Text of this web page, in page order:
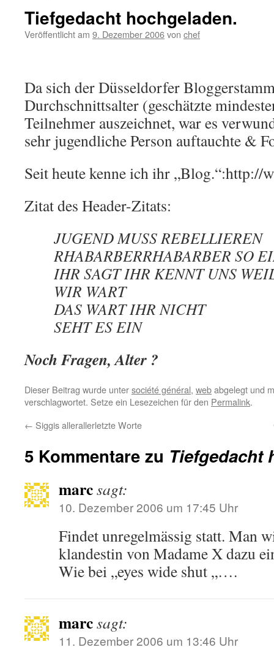
Tiefgedacht hochgeladen.
Veröffentlicht am 9. Dezember 2006von chef
Da sich der Düsseldorfer
Durchschnittsalter (geschätzte
Teilnehmer auszeichnet, war es
sehr jugendliche Person auftauchte &
Seit heute kenne ich ihr „Blog.“:http://
Zitat des Header-Zitats:
JUGEND MUSS REBELLIEREN
RHABARBERRHABARBER SO
IHR SAGT IHR KENNT UNS
WIR WART
DAS WART IHR NICHT
SEHT ES EIN
Noch Fragen, Alter ?
Dieser Beitrag wurde untersociété général, webabgelegt und
verschlagwortet. Setze ein Lesezeichen für den Permalink.
← Siggis allerallerletzte Worte
5 Kommentare zu Tiefgedacht
marcsagt:
10. Dezember 2006 um 17:45 Uhr
Findet unregelmässig statt. Man
klandestin von Madame X dazu
Wie bei „eyes wide shut „….
marcsagt:
11. Dezember 2006 um 13:46 Uhr